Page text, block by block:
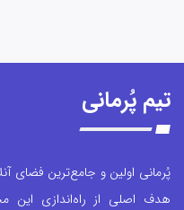
تیم پُرمانی
پُرمانی اولین و جامع‌ترین
هدف اصلی از راه‌اندازی این